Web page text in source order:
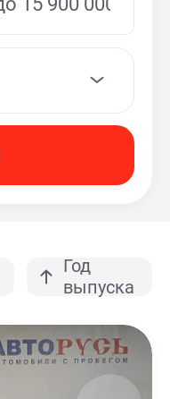
Год
выпуска